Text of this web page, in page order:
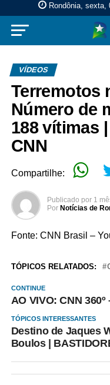
Rondônia, sexta,
VÍDEOS
Terremotos
Número de
188 vítimas
CNN
Compartilhe:
Publicado por 1
Por Notícias de
Fonte: CNN Brasil –
TÓPICOS RELATADOS:
CONTINUE
AO VIVO: CNN 360º
TÓPICOS INTERESSANTES
Destino de Jaques
Boulos |